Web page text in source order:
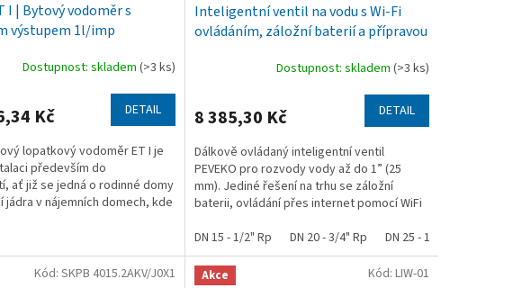
I | Bytový vodoměr s
výstupem 1l/imp
Dostupnost: skladem (>3 ks)
Kč DETAIL
lopatkový vodoměr ET I je
především do
ať již se jedná o rodinné domy
jádra v nájemních domech, kde
Inteligentní ventil na vodu s Wi-Fi
ovládáním, záložní baterií a přípravou
Dostupnost: skladem (>3 ks)
8 385,30 Kč DETAIL
Dálkově ovládaný inteligentní ventil
PEVEKO pro rozvody vody až do 1” (25
mm). Jediné řešení na trhu se záložní
baterii, ovládání přes internet pomocí WiFi
DN 15 - 1/2" Rp
DN 20 - 3/4" Rp DN 25 - 1" Rp
Kód: SKPB 4015.2AKV/J0X1 Akce Kód: LIW-01